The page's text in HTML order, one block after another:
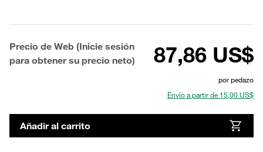
Precio de Web (Inicie sesión
para obtener su precio neto)
87,86 US$
por pedazo
Envío a partir de 15,00 US$
Añadir al carrito